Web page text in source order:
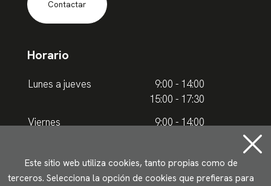
Contactar
Horario
Lunes a jueves
9:00 - 14:00
15:00 - 17:30
Viernes
9:00 - 14:00
Horario de verano
Este sitio web utiliza cookies, tanto propias como de
terceros. Selecciona la opción de cookies que prefieras para